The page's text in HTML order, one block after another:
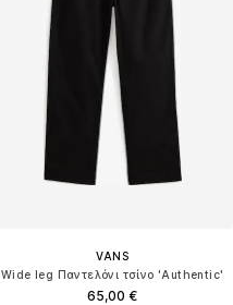
VANS
Wide leg Παντελόνι τσίνο 'Authentic'
65,00 €